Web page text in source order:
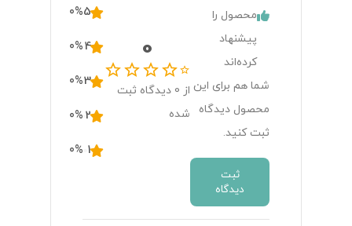
محصول را
پیشنهاد
کرده‌اند
شما هم برای این
محصول دیدگاه
ثبت کنید.
ثبت
دیدگاه
0
از 0 دیدگاه ثبت
شده
5
0%
4
0%
3
0%
2
0%
1
0%